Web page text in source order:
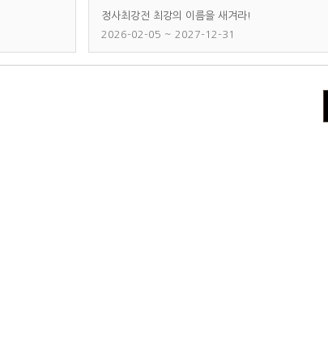
정사최강전 최강의 이름을 새겨라!
2026-02-05 ~ 2027-12-31